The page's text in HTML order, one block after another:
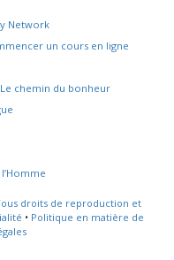
Network
un cours en ligne
Le chemin du bonheur
droits de reproduction et
• Politique en matière de